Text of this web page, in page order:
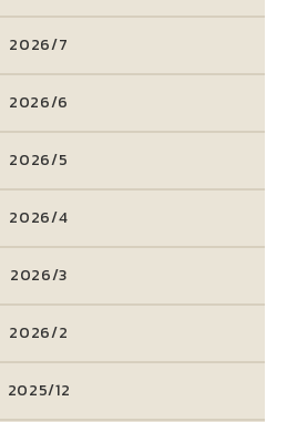
2026/7
2026/6
2026/5
2026/4
2026/3
2026/2
2025/12